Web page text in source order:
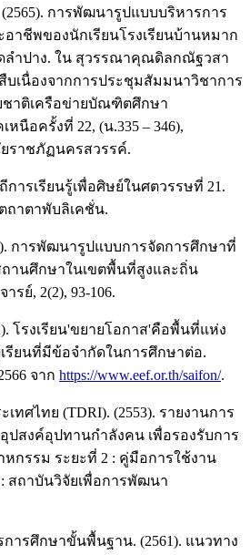
(2565). การพัฒนารูปแบบบริหารการ
าชีพของนักเรียนโรงเรียนบ้านหมาก
ดลำปาง. ใน สุวรรณาคุณดิลกณัฐวสา
บเนื่องจากการประชุมสัมมนาวิชาการ
ชาติเครือข่ายบัณฑิตศึกษา
นือครั้งที่ 22, (น.335 – 346),
ราชภัฏนครสวรรค์.
การเรียนรู้เพื่อศิษย์ในศตวรรษที่ 21.
ถาตาพับลิเคชั่น.
การพัฒนารูปแบบการจัดการศึกษาที่
านศึกษาในเขตพื้นที่สูงและถิ่น
รย์, 2(2), 93-106.
โรงเรียน'ขยายโอกาส'คือพื้นที่แห่ง
รียนที่มีข้อจำกัดในการศึกษาต่อ.
จาก https://www.eef.or.th/saifon/.
ทศไทย (TDRI). (2553). รายงานการ
ปสงค์อุปทานกำลังคน เพื่อรองรับการ
กรรม ระยะที่ 2 : คู่มือการใช้งาน
: สถาบันวิจัยเพื่อการพัฒนา
ารศึกษาขั้นพื้นฐาน. (2561). แนวทาง